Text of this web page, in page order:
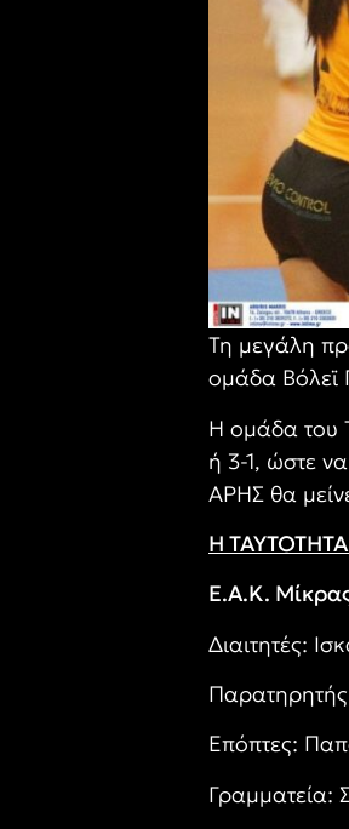
Τη μεγάλη
ομάδα Βόλεϊ
Η ομάδα του
ή 3-1, ώστε
ΑΡΗΣ θα
Η
Ε.Α.Κ.
Διαιτητές:
Επόπτες:
Γραμματεία: